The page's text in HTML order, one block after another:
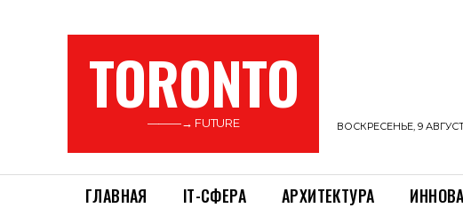
TORONTO
———→ FUTURE ВОСКРЕСЕНЬЕ, 9
ГЛАВНАЯ ІТ-СФЕРА АРХИТЕКТУРА